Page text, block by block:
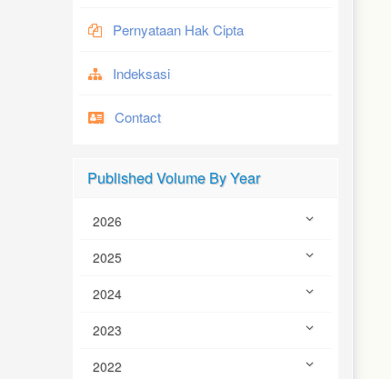
Pernyataan Hak Cipta
Indeksasi
Contact
Published Volume By Year
2026
2025
2024
2023
2022